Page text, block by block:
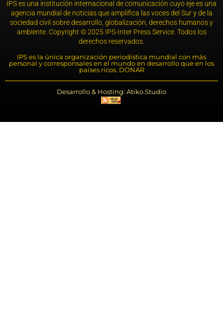
IPS es una institución internacional de comunicación cuyo eje es una
agencia mundial de noticias que amplifica las voces del Sur y de la
sociedad civil sobre desarrollo, globalización, derechos humanos y
ambiente. Copyright © 2025 IPS-Inter Press Service. Todos los
derechos reservados.
IPS es la única organización periodística mundial con más
personal y corresponsales en el mundo en desarrollo que en los
países ricos. DONAR
Desarrollo & Hosting: Atiko.Studio